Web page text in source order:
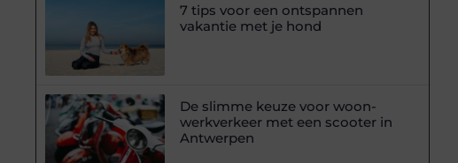
7 tips voor een ontspannen
vakantie met je hond
De slimme keuze voor woon-
werkverkeer met een scooter in
Antwerpen